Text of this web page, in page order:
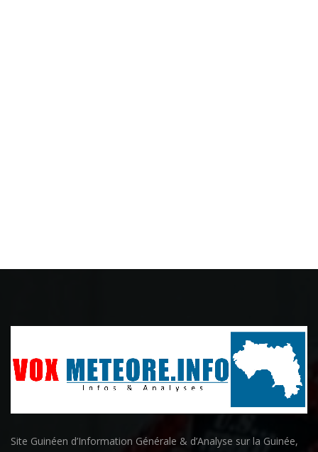
Site Guinéen d’Information Générale & d’Analyse sur la Guinée,